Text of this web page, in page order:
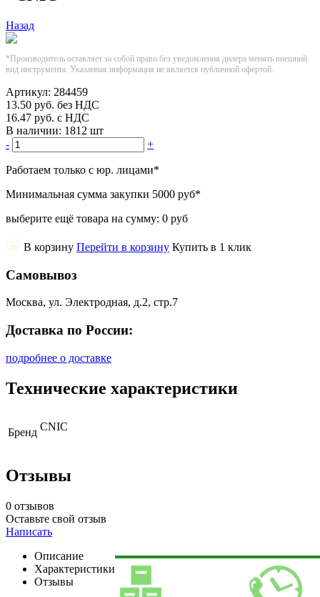
Назад
*Производитель оставляет за собой право без уведомления дилера менять внешний
вид инструмента. Указанная информация не является публичной офертой.
Артикул: 284459
13.50 руб. без НДС
16.47 руб. с НДС
В наличии: 1812 шт
-
+
Работаем только с юр. лицами*
Минимальная сумма закупки 5000 руб*
выберите ещё товара на сумму: 0 руб
В корзину Перейти в корзину Купить в 1 клик
Самовывоз
Москва, ул. Электродная, д.2, стр.7
Доставка по России:
подробнее о доставке
Технические характеристики
Бренд CNIC
Отзывы
0 отзывов
Оставьте свой отзыв
Написать
Описание
Характеристики
Отзывы